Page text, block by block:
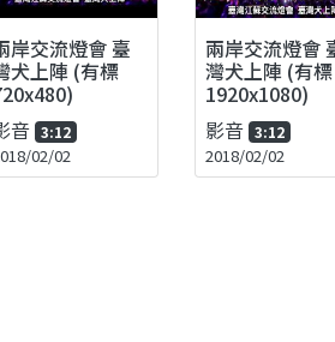
岸交流燈會 臺
犬上陣 (有標
音 3:12
02/02
兩岸交流燈會
灣犬上陣 (有標
1920x1080)
影音 3:12
2018/02/02